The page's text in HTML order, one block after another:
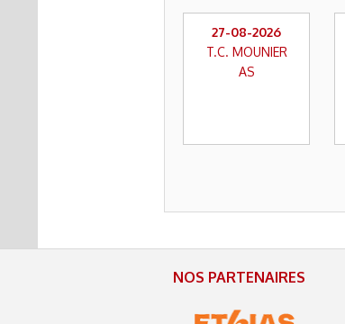
27-08-2026
T.C. MOUNIER
AS
NOS PARTENAIRES